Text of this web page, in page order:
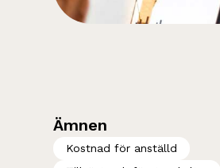
Ämnen
Kostnad för anställd